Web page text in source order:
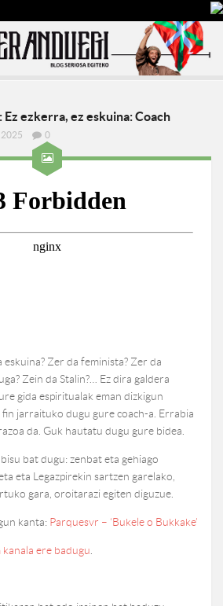
Ez ezkerra, ez eskuina: Coach
2025 0
Zer da feminista? Zer da
Zein da Stalin?… Ez dira galdera
gida espiritualak eman dizkigun
jarraituko dugu gure coach-a. Errabia
da. Guk hautatu dugu gure bidea.
bat dugu: zenbat eta gehiago
eta Legazpirekin sartzen garelako,
gara, oroitarazi egiten diguzue.
kanta: Parquesvr – ‘Bukele o Bukkake’
kanala ere badugu